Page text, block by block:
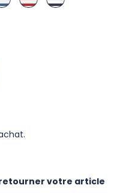
votre article